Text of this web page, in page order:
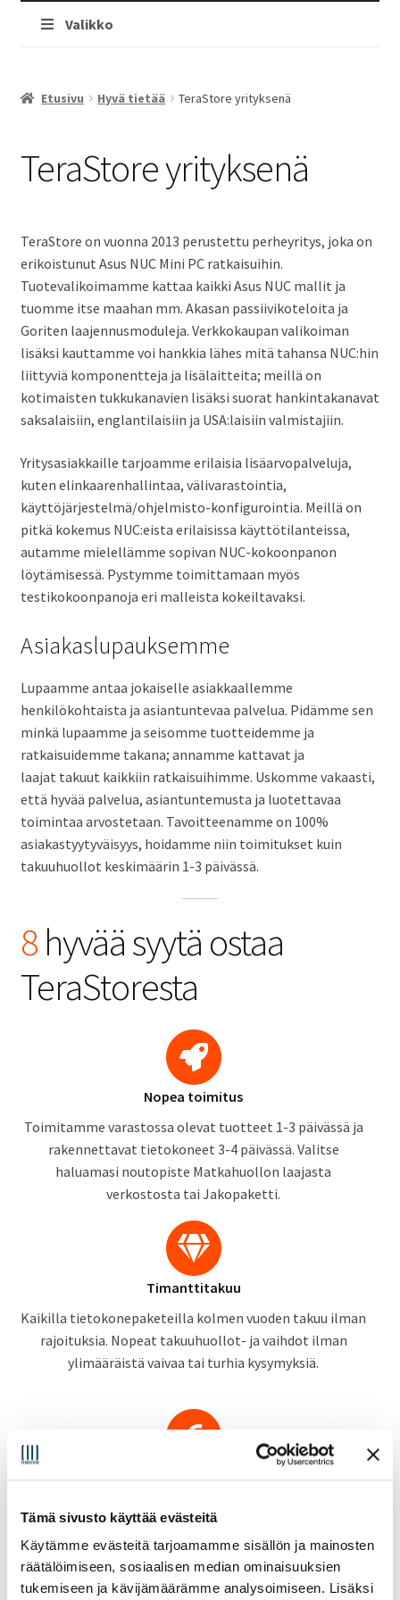
Tämä sivusto käyttää evästeitä
Käytämme evästeitä tarjoamamme sisällön ja mainosten
räätälöimiseen, sosiaalisen median ominaisuuksien
tukemiseen ja kävijämäärämme analysoimiseen. Lisäksi
Valikko
Etusivu Hyvä tietää TeraStore yrityksenä
TeraStore yrityksenä
TeraStore on vuonna 2013 perustettu perheyritys, joka on
erikoistunut Asus NUC Mini PC ratkaisuihin.
Tuotevalikoimamme kattaa kaikki Asus NUC mallit ja
tuomme itse maahan mm. Akasan passiivikoteloita ja
Goriten laajennusmoduleja. Verkkokaupan valikoiman
lisäksi kauttamme voi hankkia lähes mitä tahansa NUC:hin
liittyviä komponentteja ja lisälaitteita; meillä on
kotimaisten tukkukanavien lisäksi suorat hankintakanavat
saksalaisiin, englantilaisiin ja USA:laisiin valmistajiin.
Yritysasiakkaille tarjoamme erilaisia lisäarvopalveluja,
kuten elinkaarenhallintaa, välivarastointia,
käyttöjärjestelmä/ohjelmisto-konfigurointia. Meillä on
pitkä kokemus NUC:eista erilaisissa käyttötilanteissa,
autamme mielellämme sopivan NUC-kokoonpanon
löytämisessä. Pystymme toimittamaan myös
testikokoonpanoja eri malleista kokeiltavaksi.
Asiakaslupauksemme
Lupaamme antaa jokaiselle asiakkaallemme
henkilökohtaista ja asiantuntevaa palvelua. Pidämme sen
minkä lupaamme ja seisomme tuotteidemme ja
ratkaisuidemme takana; annamme kattavat ja
laajat takuut kaikkiin ratkaisuihimme. Uskomme vakaasti,
että hyvää palvelua, asiantuntemusta ja luotettavaa
toimintaa arvostetaan. Tavoitteenamme on 100%
asiakastyytyväisyys, hoidamme niin toimitukset kuin
takuuhuollot keskimäärin 1-3 päivässä.
8hyvää syytä ostaa
TeraStoresta
Nopea toimitus
Toimitamme varastossa olevat tuotteet 1-3 päivässä ja
rakennettavat tietokoneet 3-4 päivässä. Valitse
haluamasi noutopiste Matkahuollon laajasta
verkostosta tai Jakopaketti.
Timanttitakuu
Kaikilla tietokonepaketeilla kolmen vuoden takuu ilman
rajoituksia. Nopeat takuuhuollot- ja vaihdot ilman
ylimääräistä vaivaa tai turhia kysymyksiä.
Kilpailukykyiset hinnat
pidämme edulliset hinnat kaikissa tuoteryhmissä, sinun
eduksesi.